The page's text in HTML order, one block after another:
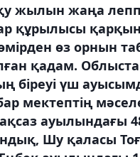
жылын жаңа
құрылысы қарқын
өз орнын
қадам.
біреуі үш
мектептің
ауылындағы
Шу қаласы